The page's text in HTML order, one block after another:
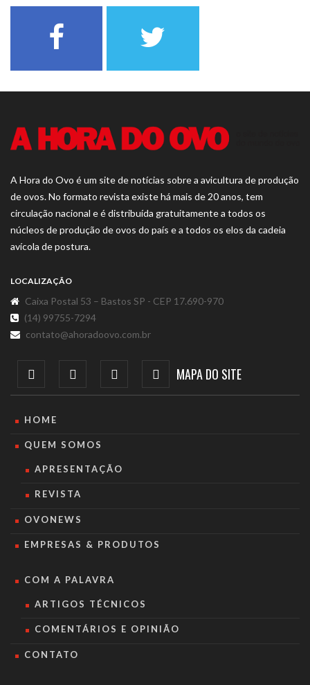
A Hora do Ovo é um site de notícias sobre a avicultura de produção
de ovos. No formato revista existe há mais de 20 anos, tem
circulação nacional e é distribuída gratuitamente a todos os
núcleos de produção de ovos do país e a todos os elos da cadeia
avícola de postura.
LOCALIZAÇÃO
Caixa Postal 53 – Bastos SP - CEP 17.690-970
(14) 99755-7294
contato@ahoradoovo.com.br
MAPA DO SITE
HOME
QUEM SOMOS
APRESENTAÇÃO
REVISTA
OVONEWS
EMPRESAS & PRODUTOS
COM A PALAVRA
ARTIGOS TÉCNICOS
COMENTÁRIOS E OPINIÃO
CONTATO